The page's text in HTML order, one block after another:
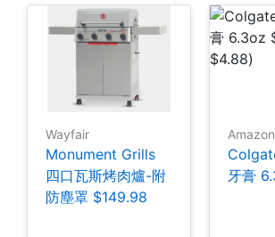
Wayfair
Monument Grills
四口瓦斯烤肉爐-附
防塵罩 $149.98
Amazon
牙膏